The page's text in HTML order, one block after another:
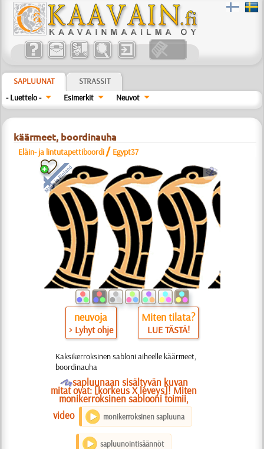
SAPLUUNAT
STRASSIT
- Luettelo -
Esimerkit Neuvot
käärmeet, boordinauha
Eläin- ja lintutapettiboordi / Egypt37
b
neuvoja
> Lyhyt ohje
Miten tilata?
LUE TÄSTÄ!
Kaksikerroksinen sabloni aiheelle käärmeet,
boordinauha
Osapluunaan sisältyvän kuvan
mitat ovat: [korkeus X leveys]! Miten
monikerroksinen sablooni toimii,
video
monikerroksinen sapluuna
sapluunointisäännöt